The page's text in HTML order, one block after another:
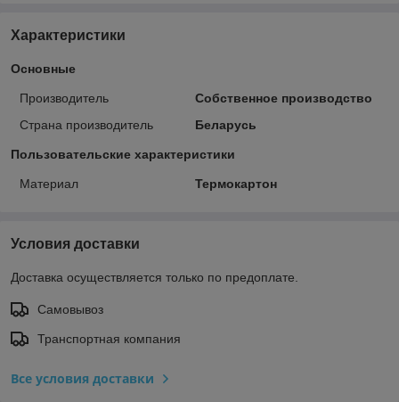
Характеристики
Основные
Производитель
Собственное производство
Страна производитель
Беларусь
Пользовательские характеристики
Материал Термокартон
Условия доставки
Доставка осуществляется только по предоплате.
Самовывоз
Транспортная компания
Все условия доставки